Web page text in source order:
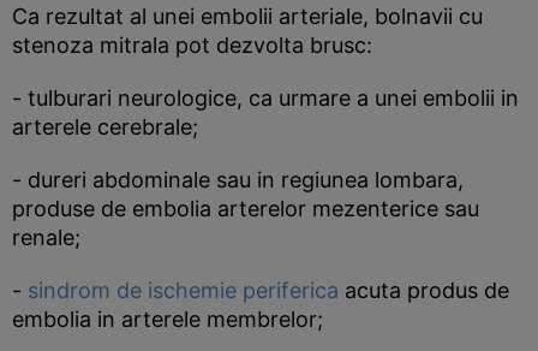
Ca rezultat al unei embolii arteriale, bolnavii cu
stenoza mitrala pot dezvolta brusc:
- tulburari neurologice, ca urmare a unei embolii in
arterele cerebrale;
- dureri abdominale sau in regiunea lombara,
produse de embolia arterelor mezenterice sau
renale;
- sindrom de ischemie periferica acuta produs de
embolia in arterele membrelor;